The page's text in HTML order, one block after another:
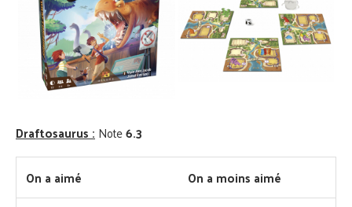
Draftosaurus :Note6.3
On a aimé
On a moins aimé